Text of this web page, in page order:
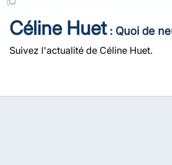
Céline Huet: Quoi de
Suivez l'actualité de Céline Huet.